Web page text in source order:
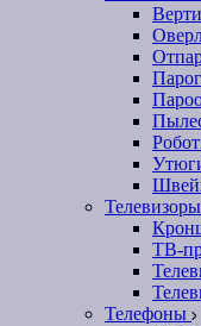
ТВ-
Телефоны